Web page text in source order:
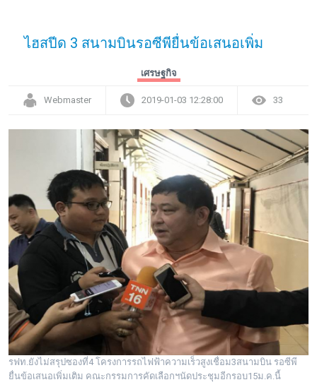
ไฮสปีด 3 สนามบินรอซีพียื่นข้อเสนอเพิ่ม
เศรษฐกิจ
Webmaster 2019-01-03 12:28:00 33
รฟท.ยังไม่สรุปซองที่4 โครงการรถไฟฟ้าความเร็วสูงเชื่อม3สนามบิน รอซีพี
ยื่นข้อเสนอเพิ่มเติม คณะกรรมการคัดเลือกฯนัดประชุมอีกรอบ15ม.ค.นี้